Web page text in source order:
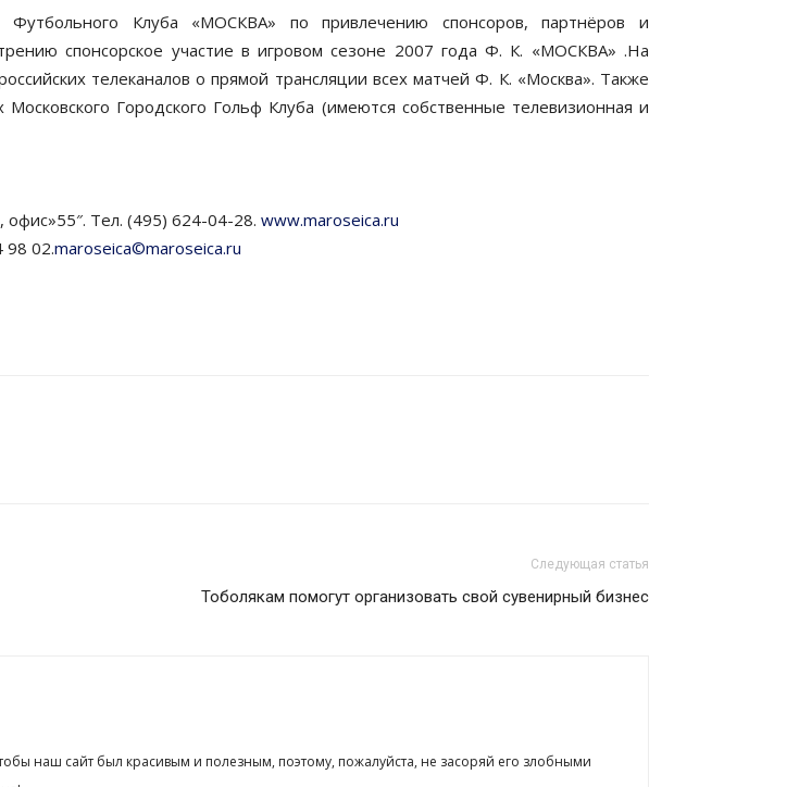
Футбольного Клуба «МОСКВА» по привлечению спонсоров, партнёров и
спонсорское участие в игровом сезоне 2007 года Ф. К. «МОСКВА» .На
телеканалов о прямой трансляции всех матчей Ф. К. «Москва». Также
Городского Гольф Клуба (имеются собственные телевизионная и
Тел. (495) 624-04-28. www.maroseica.ru
98 02.maroseica©maroseica.ru
Следующая статья
Тоболякам помогут организовать свой сувенирный бизнес
наш сайт был красивым и полезным, поэтому, пожалуйста, не засоряй его злобными